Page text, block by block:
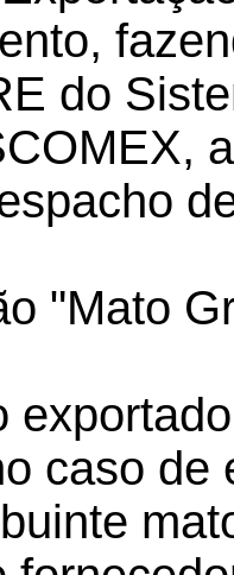
do
"Mato
caso